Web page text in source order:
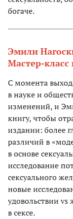
богаче.
Эмили
Мастер-класс
С момента
в науке и
изменений, и
книгу, чтобы
издании: более
различий в
в основе
исследование
сексуального
новые
удовольствии vs
в сексе.